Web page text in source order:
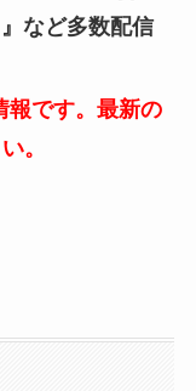
など多数配信
です。最新の
。